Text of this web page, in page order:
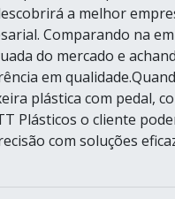
a melhor
Comparando na
do mercado e
em
plástica com pedal,
Plásticos o cliente
com soluções